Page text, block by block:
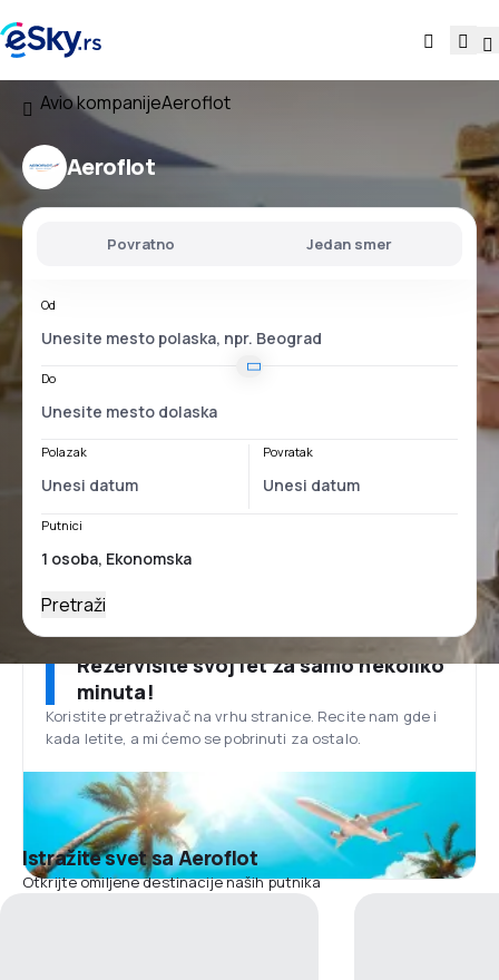
Avio kompanijeAeroflot
Aeroflot
Povratno Jedan smer
Od
Do
Polazak Povratak
Putnici
Pretraži
Rezervišite svoj let za samo nekoliko
minuta!
Koristite pretraživač na vrhu stranice. Recite nam gde i
kada letite, a mi ćemo se pobrinuti za ostalo.
Istražite svet sa Aeroflot
Otkrijte omiljene destinacije naših putnika